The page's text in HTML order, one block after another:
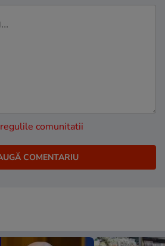
regulile comunitatii